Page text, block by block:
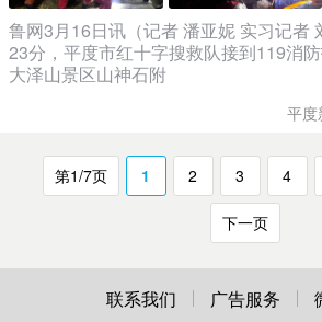
鲁网3月16日讯（记者 潘亚妮 实习记者
23分，平度市红十字搜救队接到119消
大泽山景区山神石附
平度
第1/7页 1 2 3 4
下一页
联系我们 广告服务